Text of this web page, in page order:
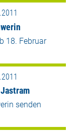
18. Februar
senden